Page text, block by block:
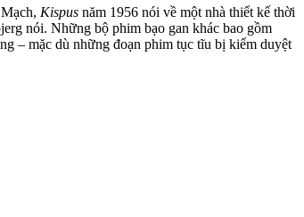
Kispus năm 1956 nói về một nhà thiết kế thời
nói. Những bộ phim bạo gan khác bao gồm
– mặc dù những đoạn phim tục tĩu bị kiểm duyệt